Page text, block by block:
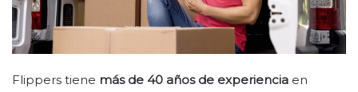
Flippers tiene más de 40 años de experiencia en